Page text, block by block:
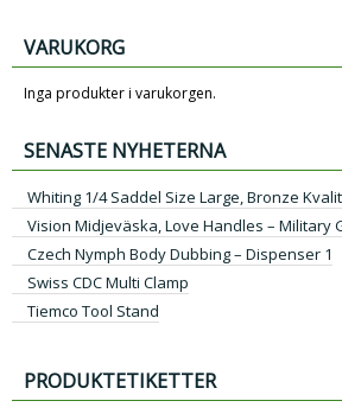
VARUKORG
Inga produkter i varukorgen.
SENASTE NYHETERNA
Whiting 1/4 Saddel Size Large, Bronze
Vision Midjeväska, Love Handles – Military
Czech Nymph Body Dubbing – Dispenser 1
Swiss CDC Multi Clamp
Tiemco Tool Stand
PRODUKTETIKETTER